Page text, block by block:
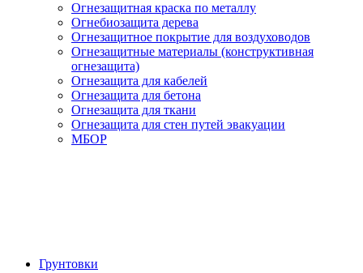
Огнезащитная краска по металлу
Огнебиозащита дерева
Огнезащитное покрытие для воздуховодов
Огнезащитные материалы (конструктивная
огнезащита)
Огнезащита для кабелей
Огнезащита для бетона
Огнезащита для ткани
Огнезащита для стен путей эвакуации
МБОР
Грунтовки